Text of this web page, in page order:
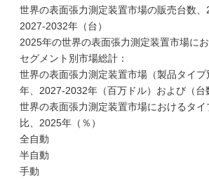
世界の表面張力測定装置市場の販売台数、
2027-2032年（台）
2025年の世界の表面張力測定装置市場にお
セグメント別市場総計：
世界の表面張力測定装置市場（製品タイ
年、2027-2032年（百万ドル）および（台
世界の表面張力測定装置市場におけるタ
比、2025年（％）
全自動
半自動
手動